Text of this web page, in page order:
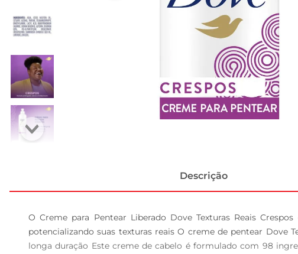
Descrição
O Creme para Pentear Liberado Dove Texturas Reais
potencializando suas texturas reais O creme de pentear Dove
longa duração Este creme de cabelo é formulado com 98